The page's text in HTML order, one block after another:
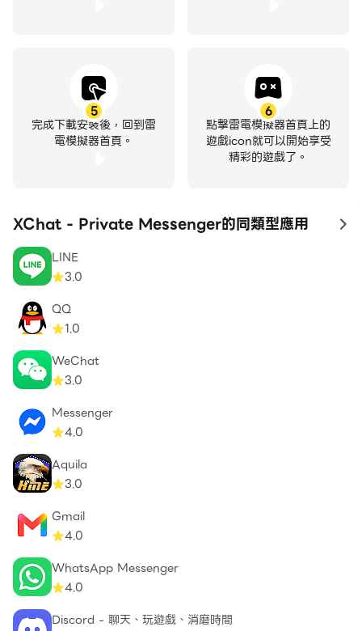
5
完成下載安裝後，回到雷
電模擬器首頁。
6
點擊雷電模擬器首頁上的
遊戲icon就可以開始享受
精彩的遊戲了。
XChat - Private Messenger的同類型應用 to
LINE
3.0
QQ
1.0
WeChat
3.0
Messenger
4.0
Aquila
3.0
Gmail
4.0
WhatsApp Messenger
4.0
Discord - 聊天、玩遊戲、消磨時間